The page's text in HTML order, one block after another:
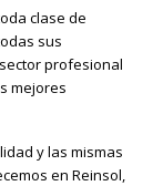
clase de
sus
profesional
mejores
y las mismas
en Reinsol,